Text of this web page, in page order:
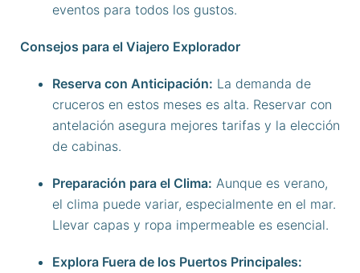
eventos para todos los gustos.
Consejos para el Viajero Explorador
Reserva con Anticipación: La demanda de
cruceros en estos meses es alta. Reservar con
antelación asegura mejores tarifas y la elección
de cabinas.
Preparación para el Clima: Aunque es verano,
el clima puede variar, especialmente en el mar.
Llevar capas y ropa impermeable es esencial.
Explora Fuera de los Puertos Principales: